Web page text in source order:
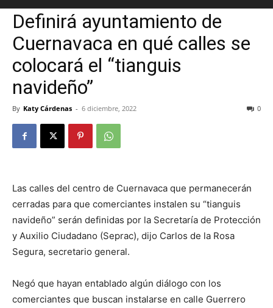
Morelos
Definirá ayuntamiento de
Cuernavaca en qué calles se
colocará el “tianguis
navideño”
By Katy Cárdenas - 6 diciembre, 2022 0
Las calles del centro de Cuernavaca que permanecerán
cerradas para que comerciantes instalen su “tianguis
navideño” serán definidas por la Secretaría de Protección
y Auxilio Ciudadano (Seprac), dijo Carlos de la Rosa
Segura, secretario general.
Negó que hayan entablado algún diálogo con los
comerciantes que buscan instalarse en calle Guerrero